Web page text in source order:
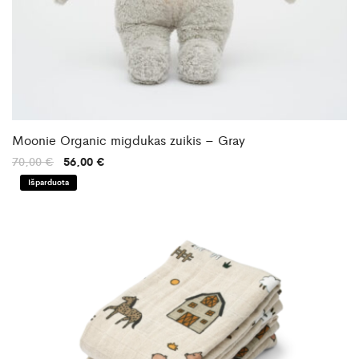
Moonie Organic migdukas zuikis – Gray
70,00€ Original
price
was:
70,00 €.
56,00 €
Išparduota